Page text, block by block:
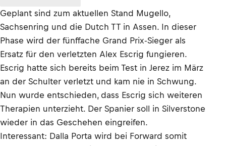
Geplant sind zum aktuellen Stand Mugello,
Sachsenring und die Dutch TT in Assen. In dieser
Phase wird der fünffache Grand Prix-Sieger als
Ersatz für den verletzten Alex Escrig fungieren.
Escrig hatte sich bereits beim Test in Jerez im März
an der Schulter verletzt und kam nie in Schwung.
Nun wurde entschieden, dass Escrig sich weiteren
Therapien unterzieht. Der Spanier soll in Silverstone
wieder in das Geschehen eingreifen.
Interessant: Dalla Porta wird bei Forward somit